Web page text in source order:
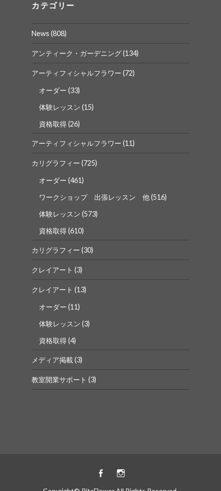
ロ
フ
ー
ル
を
Facebook
で
表
示
ロ
フ
ー
ル
を
Instagram
で
表
示
カテゴリー
News (808)
アンティーク・ガーデニング(134)
アーティフィシャルフラワー (72)
オーダー (33)
体験レッスン (15)
資格取得(26)
アーティフィシャルフラワー (11)
カリグラフィー (725)
オーダー (461)
ワークショップ 出張レッスン 他(516)
体験レッスン (573)
資格取得(610)
カリグラフィー (30)
クレイアート (3)
クレイアート (13)
オーダー (11)
体験レッスン (3)
資格取得(4)
メディア掲載(3)
教室開業サポート (3)
Facebookinstagram